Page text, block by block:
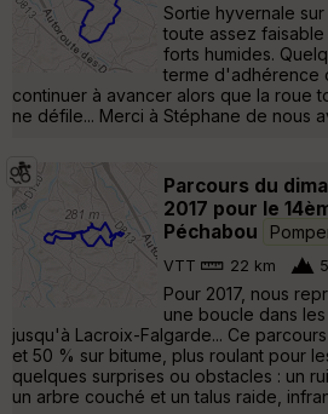
Sortie hyvernale
toute assez
forts humides.
terme d'adhérence
continuer à avancer alors que la roue
ne défile... Merci à Stéphane de nous
Parcours du
2017 pour le
Péchabou
VTT 22 km
Pour 2017, nous
une boucle dans
jusqu'à Lacroix-Falgarde... Ce
et 50 % sur bitume, plus roulant pour
quelques surprises ou obstacles : un
un arbre couché et un talus raide,